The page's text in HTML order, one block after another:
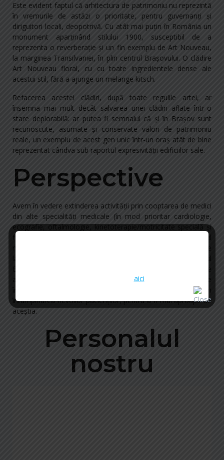
Este evident faptul că arhitectura de patrimoniu nu reprezintă
în vremurile de astăzi o prioritate, pentru guvernanţi şi
diriguitori locali, deopotrivă. Cu atât mai puţin în România un
monument aparţinând stilului 1900, susceptibil de a
reprezenta o reverberaţie şi un fin exemplu de Art Nouveau,
la marginea Transilvaniei, în plin centrul Braşovului. O clădire
Art Nouveau floral, cu cu toate ingredientele dense ale
acestui stil, fără a ajunge un melange kitsch.
Refacerea acestei clădiri, după toate regulile artei, ar
însemna mai mult decât salvarea unei clădiri aflate într-o
stare deplorabilă: ar putea fi semnalul că şi în Braşov sunt
recunoscute, asumate şi conservate valori de patrimoniu
reale, un exemplu de acest gen unic într-un oraş atât de bine
reprezentat cândva sub raportul expresivităţii edificiilor sale.
Perspective
Avem în vedere extinderea activităţii prin cooptarea de medici
din alte specialităţi medicale (în mod prioritar cardiologie,
ecografie, oftalmologie, kinetoterapie/motricitate specială şi
fizioterapie). În egală măsură dorim să facem, la sediul
nostru, recoltare de sânge pentru efectuarea de analize de
laborator în contract cu laboratoare mari din municipiul
Braşov. O altă direcţie de dezvoltare este reprezentată de
achizişionarea unui nou praxis de medicină de familie şi de
înfiinţarea de noi sedii/puncte de lucru pentru a veni în
întâmpinarea nevoilor pacienţilor, pentru a fi mai aproape de
aceştia.
Personalul
nostru
aici